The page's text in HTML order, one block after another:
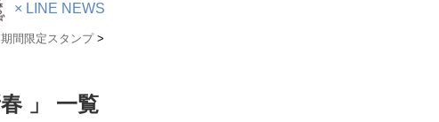
× LINE NEWS
期間限定スタンプ >
春 」 一覧